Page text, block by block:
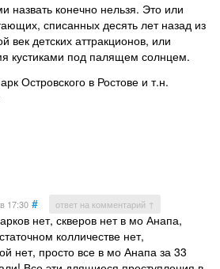
назвать конечно нельзя. Это или
списанных десять лет назад из
век детских аттракционов, или
кустиками под палящем солнцем.
Островского в Ростове и т.н.
в 17:30 # ответ на комментарий ↑
нет, скверов нет в мо Анапа,
колличестве нет,
нет, просто все в мо Анапа за 33